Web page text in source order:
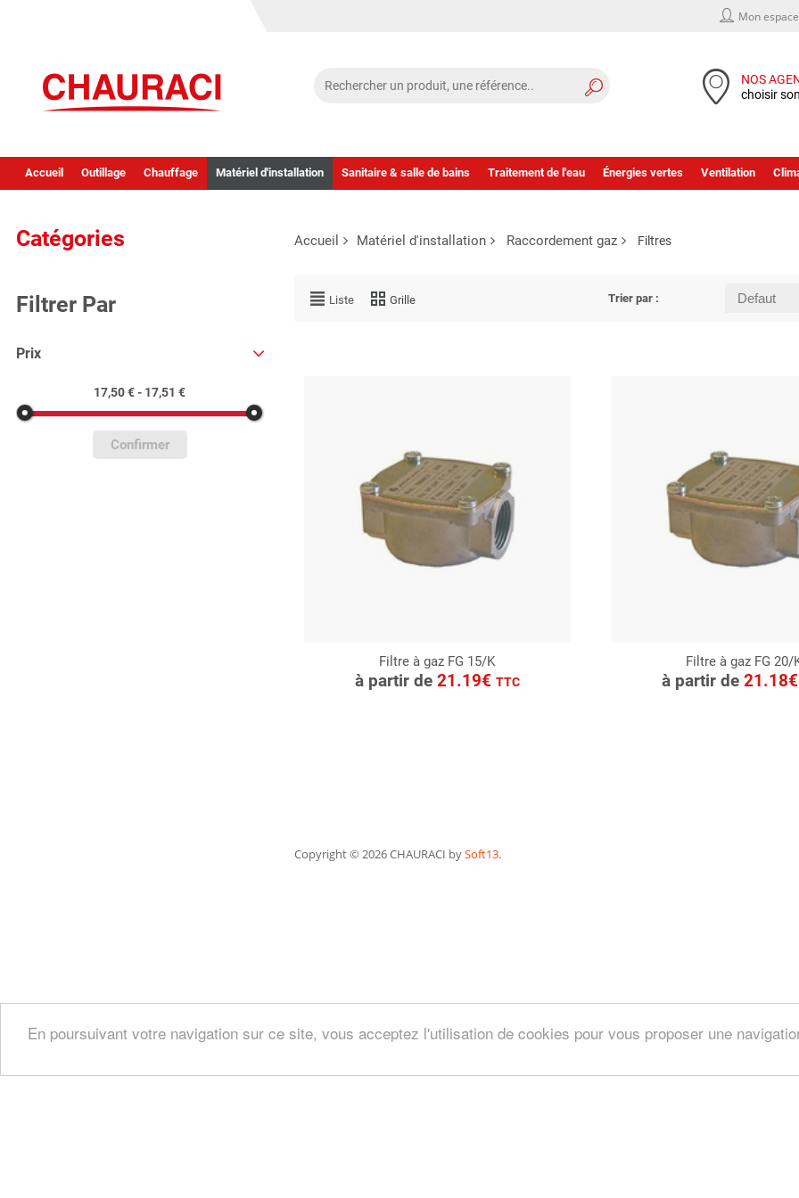
En poursuivant votre navigation sur ce site, vous acceptez l'utilisation de cookies pour vous proposer une
Mon
NOS
choisir
Accueil Outillage Chauffage Matériel d'installation Sanitaire & salle de bains Traitement de l'eau Énergies vertes Ventilation
Catégories
Filtrer Par
Prix
17,50 € - 17,51 €
Confirmer
Accueil Matériel d'installation Raccordement gaz Filtres
Liste Grille Trier par :
Filtre à gaz FG 15/K
à partir de 21.19€ TTC
CONSULTER
Demande de devis
Filtre à gaz FG 20/
à partir de 21.18€
CONSULTER
Demande de devis
Copyright© 2026 CHAURACI bySoft13.